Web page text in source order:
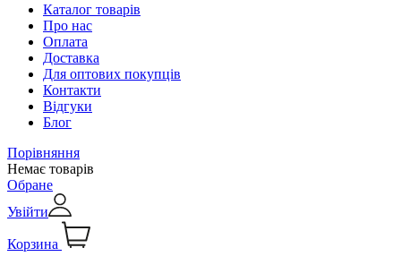
Каталог товарів
Про нас
Оплата
Доставка
Для оптових покупців
Контакти
Відгуки
Блог
Порівняння
Немає товарів
Обране
Увійти
Корзина